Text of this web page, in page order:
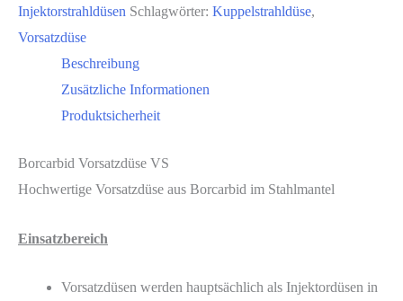
Injektorstrahldüsen Schlagwörter: Kuppelstrahldüse,
Vorsatzdüse
Beschreibung
Zusätzliche Informationen
Produktsicherheit
Borcarbid Vorsatzdüse VS
Hochwertige Vorsatzdüse aus Borcarbid im Stahlmantel
Einsatzbereich
Vorsatzdüsen werden hauptsächlich als Injektordüsen in